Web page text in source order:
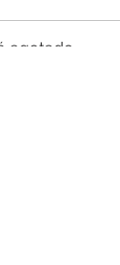
agotado